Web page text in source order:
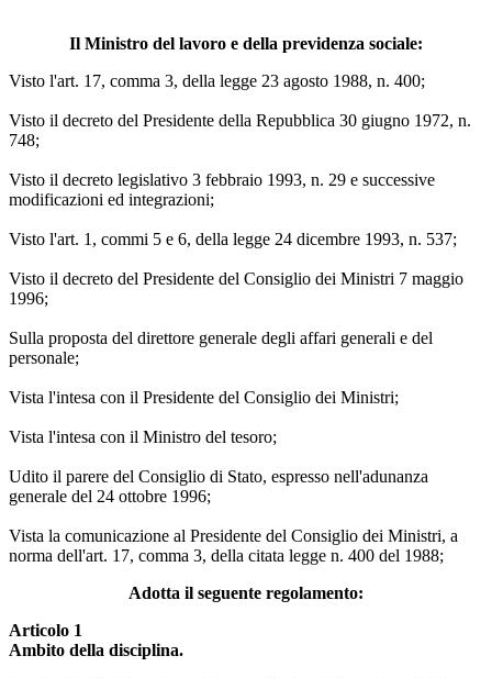
Il Ministro del lavoro e della previdenza sociale:
Visto l'art. 17, comma 3, della legge 23 agosto 1988, n. 400;
Visto il decreto del Presidente della Repubblica 30 giugno 1972, n.
748;
Visto il decreto legislativo 3 febbraio 1993, n. 29 e successive
modificazioni ed integrazioni;
Visto l'art. 1, commi 5 e 6, della legge 24 dicembre 1993, n. 537;
Visto il decreto del Presidente del Consiglio dei Ministri 7 maggio
1996;
Sulla proposta del direttore generale degli affari generali e del
personale;
Vista l'intesa con il Presidente del Consiglio dei Ministri;
Vista l'intesa con il Ministro del tesoro;
Udito il parere del Consiglio di Stato, espresso nell'adunanza
generale del 24 ottobre 1996;
Vista la comunicazione al Presidente del Consiglio dei Ministri, a
norma dell'art. 17, comma 3, della citata legge n. 400 del 1988;
Adotta il seguente regolamento:
Articolo 1
Ambito della disciplina.